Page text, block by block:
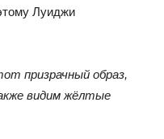
Луиджи
призрачный образ,
видим жёлтые